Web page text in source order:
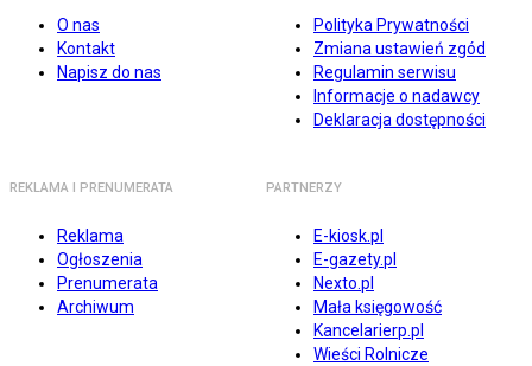
O nas
Kontakt
Napisz do nas
Polityka Prywatności
Zmiana ustawień zgód
Regulamin serwisu
Informacje o nadawcy
Deklaracja dostępności
REKLAMA I PRENUMERATA
Reklama
Ogłoszenia
Prenumerata
Archiwum
PARTNERZY
E-kiosk.pl
E-gazety.pl
Nexto.pl
Mała księgowość
Kancelarierp.pl
Wieści Rolnicze